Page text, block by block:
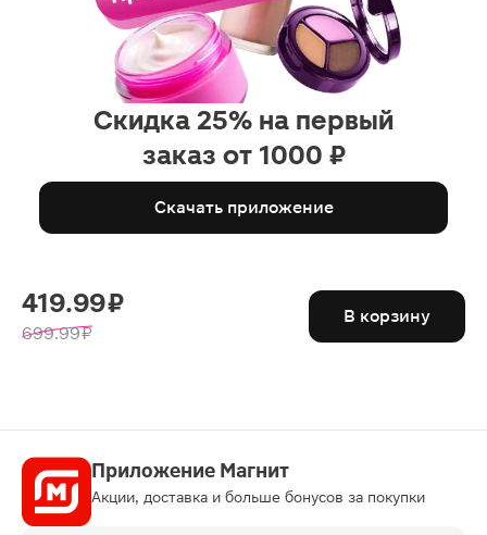
Скидка 25% на первый
заказ от 1000 ₽
Скачать приложение
419.99 ₽
699.99 ₽
В корзину
Приложение Магнит
Акции, доставка и больше бонусов за покупки